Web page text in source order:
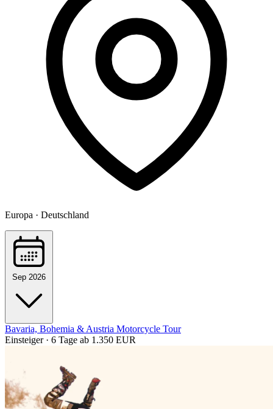
Europa · Deutschland
Sep 2026
Bavaria, Bohemia & Austria Motorcycle Tour
Einsteiger · 6 Tage ab 1.350 EUR